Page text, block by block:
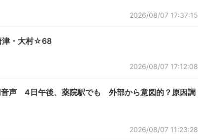
2026/08/07 17:37:15
津・大村☆68
2026/08/07 17:12:08
音声 4日午後、薬院駅でも 外部から意図的？原因調
2026/08/07 11:23:28